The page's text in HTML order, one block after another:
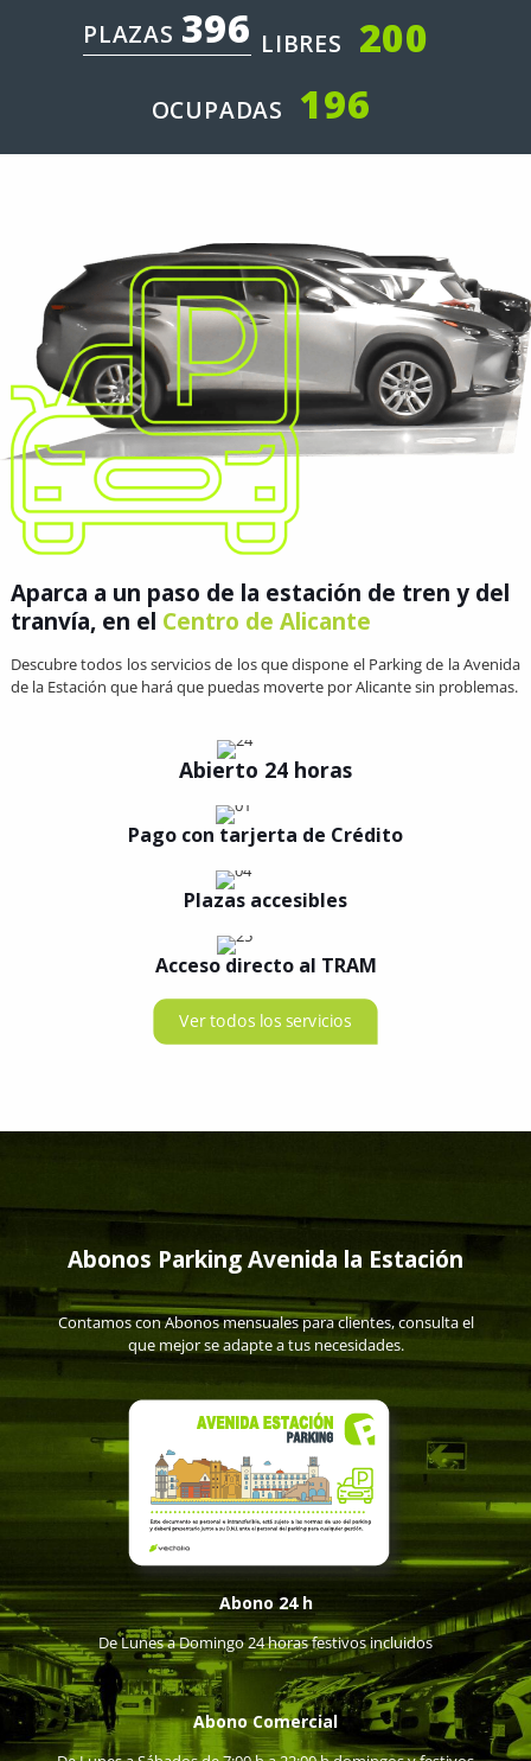
PLAZAS 396 LIBRES 200
OCUPADAS 196
Aparca a un paso de la estación de tren y del
tranvía, en el Centro de Alicante
Descubre todos los servicios de los que dispone el Parking de la Avenida
de la Estación que hará que puedas moverte por Alicante sin problemas.
Abierto 24 horas
Pago con tarjerta de Crédito
Plazas accesibles
Acceso directo al TRAM
Ver todos los servicios
Abonos Parking Avenida la Estación
Contamos con Abonos mensuales para clientes, consulta el
que mejor se adapte a tus necesidades.
Abono 24 h
De Lunes a Domingo 24 horas festivos incluidos
Abono Comercial